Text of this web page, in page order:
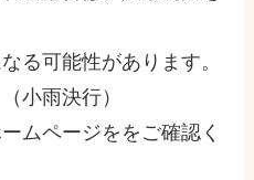
る可能性があります。
小雨決行）
ムページををご確認く